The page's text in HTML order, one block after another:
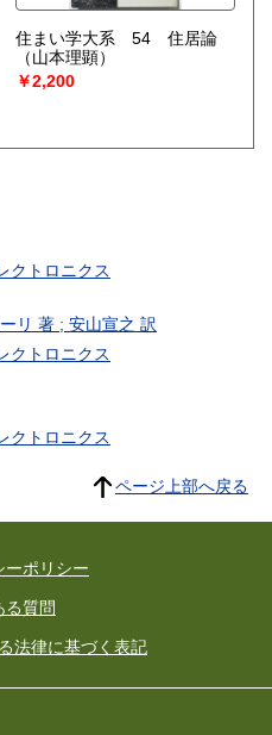
住まい学大系 54 住居論
（山本理顕）
￥2,200
クトロニクス
リ 著 ; 安山宣之 訳
クトロニクス
クトロニクス
ページ上部へ戻る
ーポリシー
る質問
法律に基づく表記